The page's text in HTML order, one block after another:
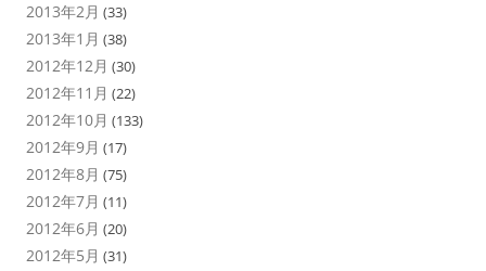
2013年2月 (33)
2013年1月 (38)
2012年12月 (30)
2012年11月 (22)
2012年10月 (133)
2012年9月 (17)
2012年8月 (75)
2012年7月 (11)
2012年6月 (20)
2012年5月 (31)